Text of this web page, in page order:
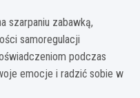
szarpaniu zabawką,
samoregulacji
podczas
emocje i radzić sobie w